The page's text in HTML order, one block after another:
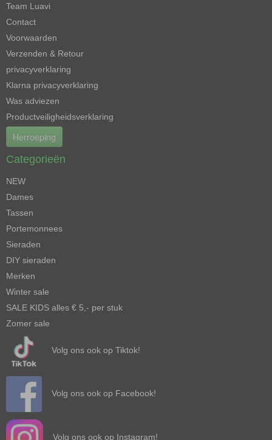
Team Luavi
Contact
Voorwaarden
Verzenden & Retour
privacyverklaring
Klarna privacyverklaring
Was adviezen
Productveiligheidsverklaring
Herroeping
Categorieën
NEW
Dames
Tassen
Portemonnees
Sieraden
DIY sieraden
Merken
Winter sale
SALE KIDS alles € 5,- per stuk
Zomer sale
Volg ons ook op Tiktok!
Volg ons ook op Facebook!
Volg ons ook op Instagram!